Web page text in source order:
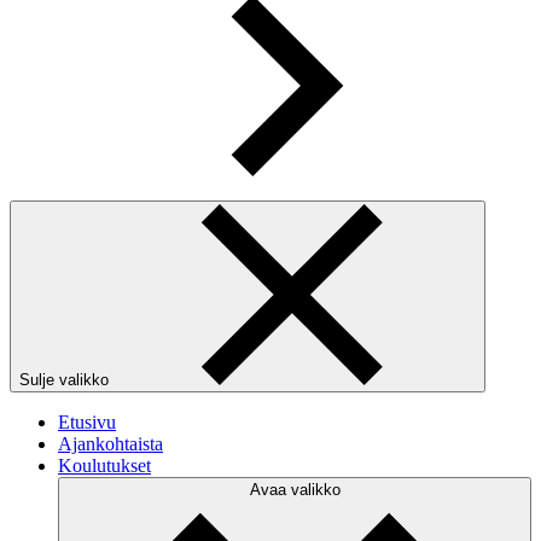
Sulje valikko
Etusivu
Ajankohtaista
Koulutukset
Avaa valikko